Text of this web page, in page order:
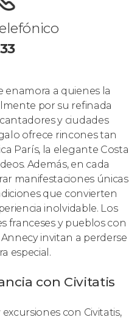
enamora a quienes la
por su refinada
y ciudades
ofrece rincones tan
París, la elegante Costa
Además, en cada
manifestaciones únicas
que convierten
inolvidable. Los
franceses y pueblos con
invitan a perderse
especial.
con Civitatis
con Civitatis,